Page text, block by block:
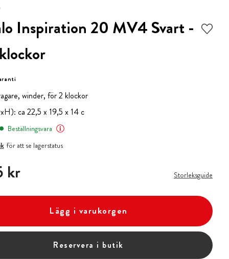
Inspiration 20 MV4 Svart -
winder, för 2 klockor
ca 22,5 x 19,5 x 14 c
Beställningsvara
för att se lagerstatus
krkr Storleksguide
Lägg i varukorgen
Reservera i butik